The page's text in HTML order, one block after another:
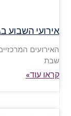
אירועי השבוע
האירועים
שבת
קראו עוד»